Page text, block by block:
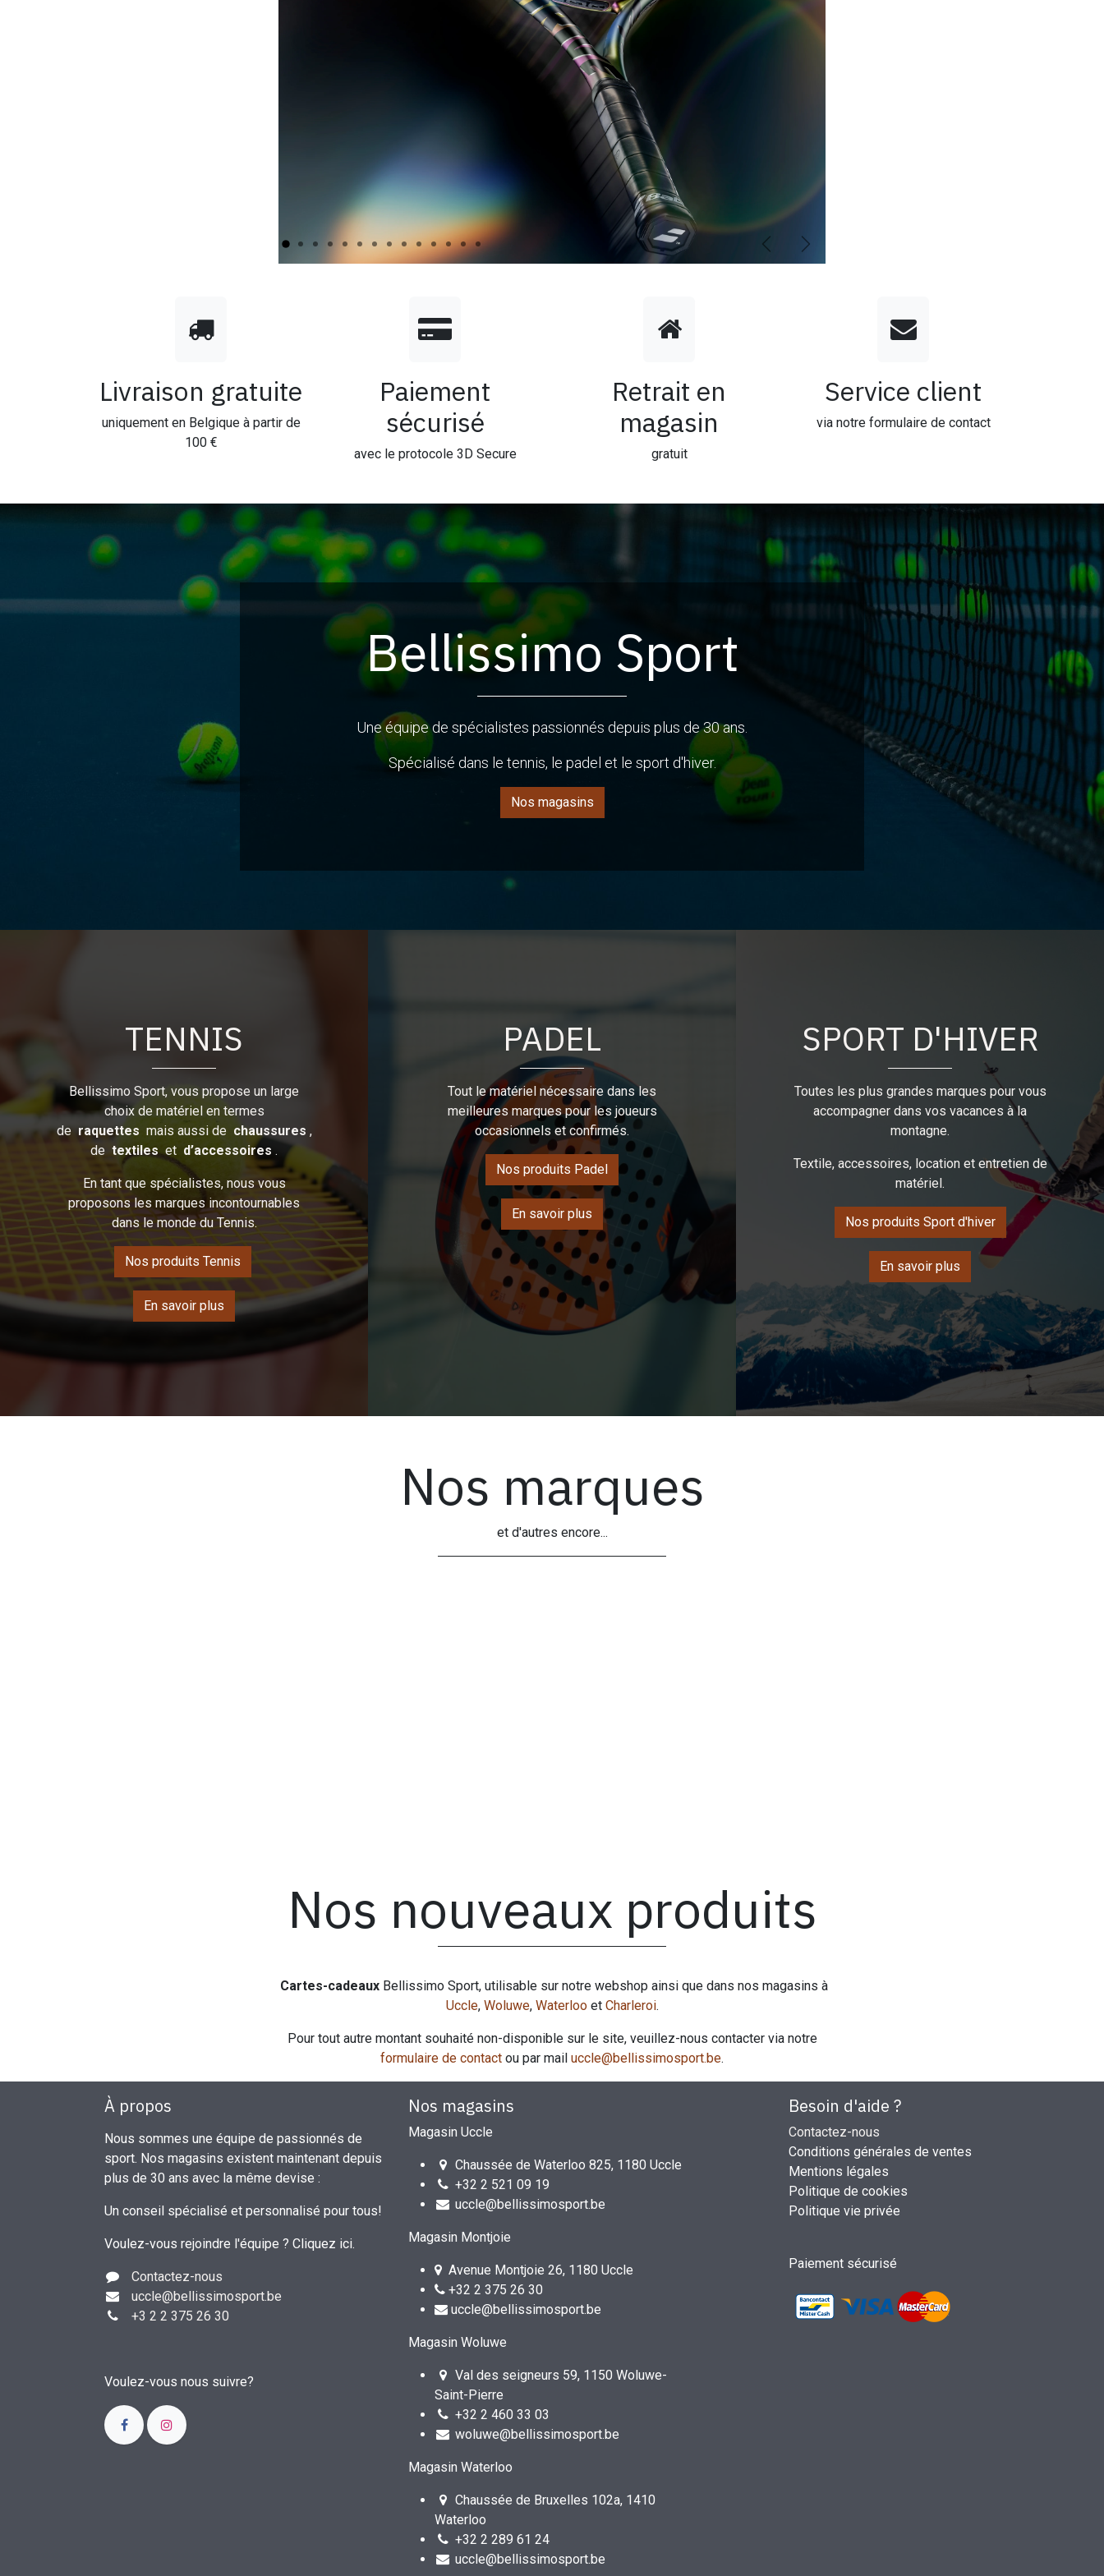
PrécédentSuivant
Livraison gratuite
uniquement en Belgique à partir de
100 €
Paiement
sécurisé
avec le protocole 3D Secure
Retrait en
magasin
gratuit
Service client
via notre formulaire de contact
Bellissimo Sport
Une équipe de spécialistes passionnés depuis plus de 30 ans.
Spécialisé dans le tennis, le padel et le sport d'hiver.
Nos magasins
TENNIS
Bellissimo Sport, vous propose un large
choix de matériel en termes
deraquettes mais aussi de chaussures ,
de textiles et d’accessoires .
En tant que spécialistes, nous vous
proposons les marques incontournables
dans le monde du Tennis.
Nos produits Tennis
En savoir plus
PADEL
Tout le matériel nécessaire dans les
meilleures marques pour les joueurs
occasionnels et confirmés.
Nos produits Padel
En savoir plus
SPORT D'HIVER
Toutes les plus grandes marques pour vous
accompagner dans vos vacances à la
montagne.
Textile, accessoires, location et entretien de
matériel.
Nos produits Sport d'hiver
En savoir plus
Nos marques
et d'autres encore...
Nos nouveaux produits
Cartes-cadeauxBellissimo Sport, utilisable sur notre webshop ainsi que dans nos magasins à
Uccle, Woluwe, Waterloo et Charleroi.
Pour tout autre montant souhaité non-disponible sur le site, veuillez-nous contacter via notre
formulaire de contact ou par mail uccle@bellissimosport.be.
Besoin d'aide ?
Contactez-nous
Conditions générales de ventes
Mentions légales
Politique de cookies
Politique vie privée
Paiement sécurisé
Nos magasins
Magasin Uccle
Chaussée de Waterloo 825, 1180 Uccle
+32 2 521 09 19
uccle@bellissimosport.be
Magasin Montjoie
Avenue Montjoie 26, 1180 Uccle
+32 2 375 26 30
uccle@bellissimosport.be
Magasin Woluwe
Val des seigneurs 59, 1150 Woluwe-
Saint-Pierre
+32 2 460 33 03
woluwe@bellissimosport.be
Magasin Waterloo
Chaussée de Bruxelles 102a, 1410
Waterloo
+32 2 289 61 24
uccle@bellissimosport.be
À propos
Nous sommes une équipe de passionnés de
sport. Nos magasins existent maintenant depuis
plus de 30 ans avec la même devise :
Un conseil spécialisé et personnalisé pour tous!
Voulez-vous rejoindre l'équipe ? Cliquez ici.
Contactez-nous
uccle@bellissimosport.be
+3 2 2 375 26 30
Voulez-vous nous suivre?